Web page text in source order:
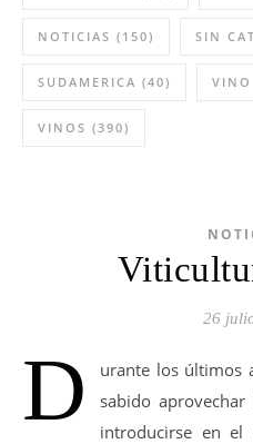
NOTICIAS (150) SIN
SUDAMERICA (40) VINO
VINOS (390)
26
D
urante los últimos
sabido
introducirse en el